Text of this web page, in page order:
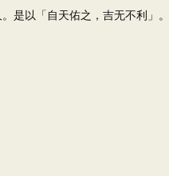
是以「自天佑之，吉无不利」。